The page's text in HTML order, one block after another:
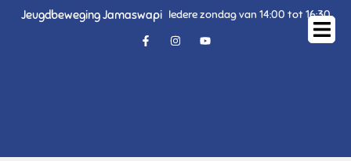
Jeugdbeweging Jamaswapi Iedere zondag van 14:00 tot 16:30